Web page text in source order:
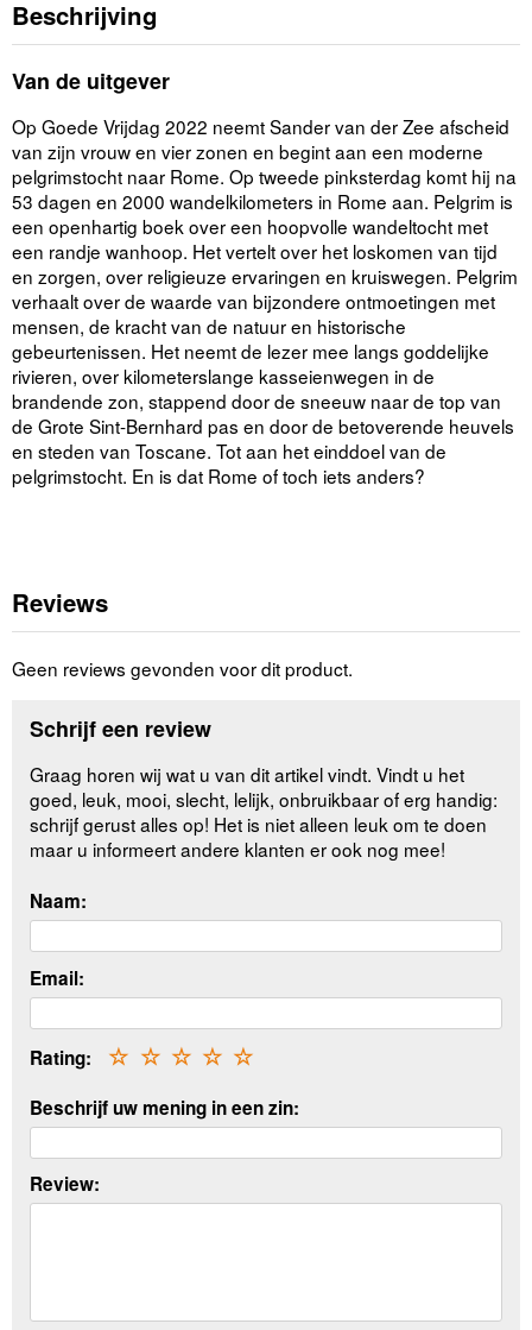
Beschrijving
Van de uitgever
Op Goede Vrijdag 2022 neemt Sander van der Zee afscheid
van zijn vrouw en vier zonen en begint aan een moderne
pelgrimstocht naar Rome. Op tweede pinksterdag komt hij na
53 dagen en 2000 wandelkilometers in Rome aan. Pelgrim is
een openhartig boek over een hoopvolle wandeltocht met
een randje wanhoop. Het vertelt over het loskomen van tijd
en zorgen, over religieuze ervaringen en kruiswegen. Pelgrim
verhaalt over de waarde van bijzondere ontmoetingen met
mensen, de kracht van de natuur en historische
gebeurtenissen. Het neemt de lezer mee langs goddelijke
rivieren, over kilometerslange kasseienwegen in de
brandende zon, stappend door de sneeuw naar de top van
de Grote Sint-Bernhard pas en door de betoverende heuvels
en steden van Toscane. Tot aan het einddoel van de
pelgrimstocht. En is dat Rome of toch iets anders?
Reviews
Geen reviews gevonden voor dit product.
Schrijf een review
Graag horen wij wat u van dit artikel vindt. Vindt u het
goed, leuk, mooi, slecht, lelijk, onbruikbaar of erg handig:
schrijf gerust alles op! Het is niet alleen leuk om te doen
maar u informeert andere klanten er ook nog mee!
Naam:
Email:
Rating: ☆
☆
☆
☆
☆
Beschrijf uw mening in een zin:
Review: